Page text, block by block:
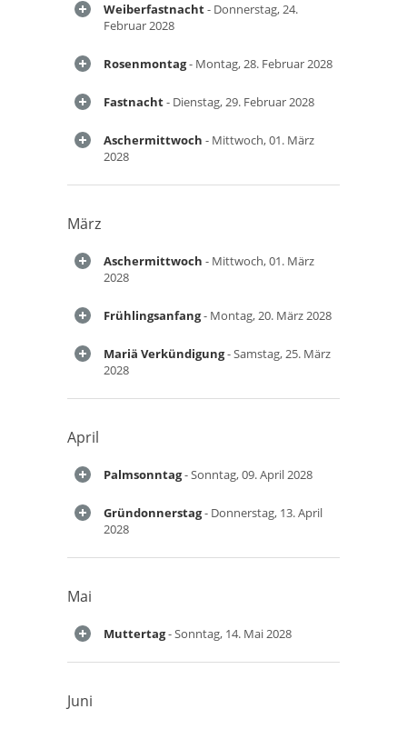
Weiberfastnacht- Donnerstag, 24.
Februar 2028
Rosenmontag- Montag, 28. Februar 2028
Fastnacht- Dienstag, 29. Februar 2028
Aschermittwoch - Mittwoch, 01. März
2028
März
Aschermittwoch - Mittwoch, 01. März
2028
Frühlingsanfang- Montag, 20. März 2028
Mariä Verkündigung- Samstag, 25. März
2028
April
Palmsonntag- Sonntag, 09. April 2028
Gründonnerstag- Donnerstag, 13. April
2028
Mai
Muttertag- Sonntag, 14. Mai 2028
Juni